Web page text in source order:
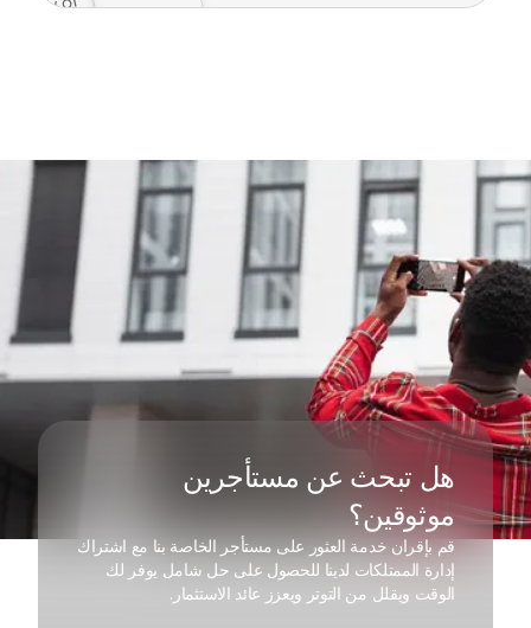
هل تبحث عن مستأجرين
موثوقين؟
قم بإقران خدمة العثور على مستأجر الخاصة بنا مع اشتراك
إدارة الممتلكات لدينا للحصول على حل شامل يوفر لك
الوقت ويقلل من التوتر ويعزز عائد الاستثمار.